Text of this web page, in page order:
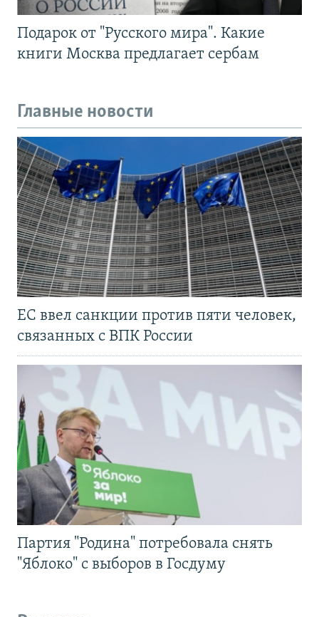
Подарок от "Русского мира". Какие
книги Москва предлагает сербам
Главные новости
ЕС ввел санкции против пяти человек,
связанных с ВПК России
Партия "Родина" потребовала снять
"Яблоко" с выборов в Госдуму